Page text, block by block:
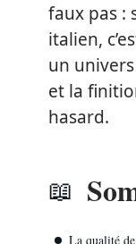
faux pas :
italien,
un
et la
hasard.
La qualité